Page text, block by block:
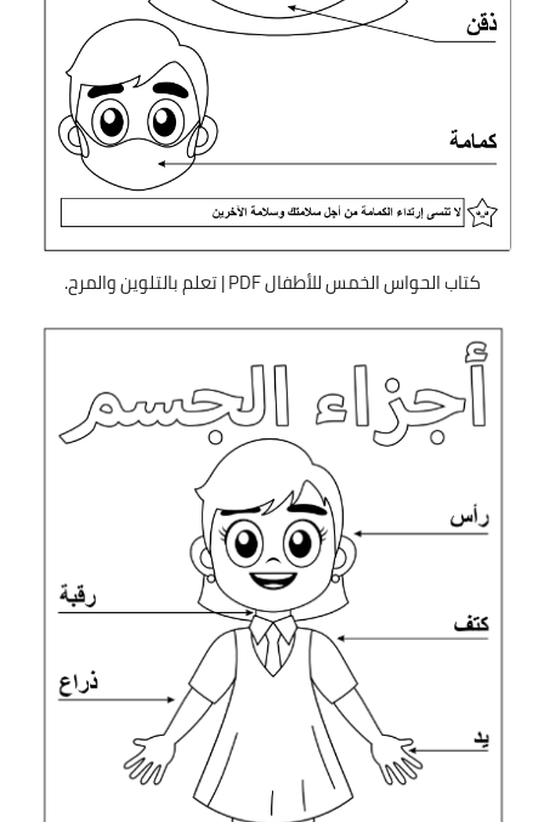
كتاب الحواس الخمس للأطفال PDF | تعلم بالتلوين والمرح.